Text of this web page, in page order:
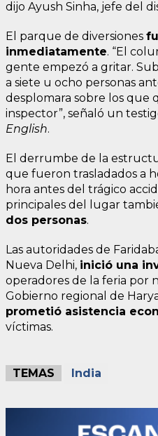
dijo Ayush Sinha, jefe del
El parque de diversiones
inmediatamente. “El
gente empezó a gritar.
a siete u ocho personas
desplomara sobre los que
inspector”, señaló un
English.
El derrumbe de la
que fueron trasladados a
hora antes del trágico
principales del lugar
dos personas.
Las autoridades de
Nueva Delhi, inició una
operadores de la feria por
Gobierno regional de
prometió asistencia
víctimas.
TEMAS India